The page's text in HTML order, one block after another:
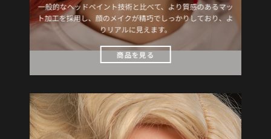
一般的なヘッドペイント技術と比べて、より質感のあるマッ
ト加工を採用し、顔のメイクが精巧でしっかりしており、よ
りリアルに見えます。
商品を見る